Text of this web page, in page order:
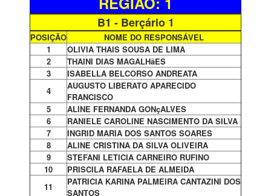
B1 - Berçário 1
POSIÇÃO
NOME DO RESPONSÁVEL
1
OLIVIA THAIS SOUSA DE LIMA
2
THAINI DIAS MAGALHãES
3
ISABELLA BELCORSO ANDREATA
4
AUGUSTO LIBERATO APARECIDO
FRANCISCO
5
ALINE FERNANDA GONçALVES
6
RANIELE CAROLINE NASCIMENTO DA SILVA
7
INGRID MARIA DOS SANTOS SOARES
8
ALINE CRISTINA DA SILVA OLIVEIRA
9
STEFANI LETICIA CARNEIRO RUFINO
10
PRISCILA RAFAELA DE ALMEIDA
11
PATRICIA KARINA PALMEIRA CANTAZINI DOS
SANTOS